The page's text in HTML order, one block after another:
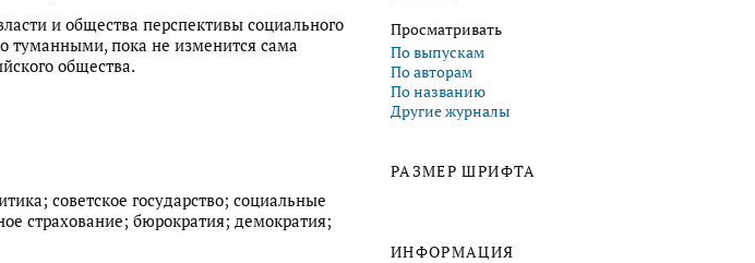
Просматривать
По выпускам
По авторам
По названию
Другие журналы
РАЗМЕР ШРИФТА
ИНФОРМАЦИЯ
и общества перспективы социального
туманными, пока не изменится сама
общества.
советское государство; социальные
страхование; бюрократия; демократия;